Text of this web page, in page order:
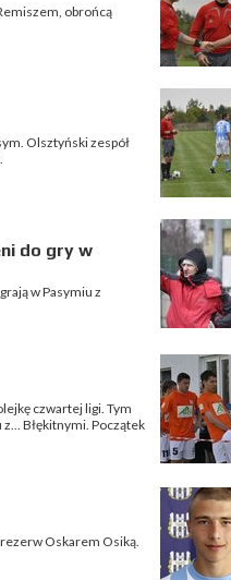
obrońcą
Olsztyński zespół
do gry w
w Pasymiu z
czwartej ligi. Tym
Błękitnymi. Początek
Oskarem Osiką.